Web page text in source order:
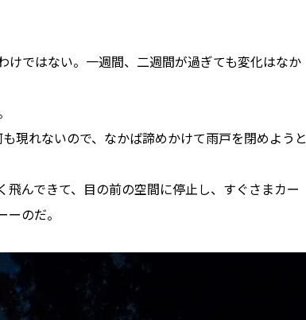
ではない。一週間、二週間が過ぎても変化はなか
現れないので、なかば諦めかけて雨戸を閉めようと
んできて、目の前の空間に停止し、すぐさまカー
のだ。